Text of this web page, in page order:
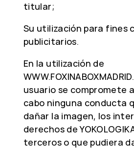
titular;
Su utilización para fines
publicitarios.
En la utilización de
usuario se compromete
cabo ninguna conducta
dañar la imagen, los
derechos de
terceros o que pudiera